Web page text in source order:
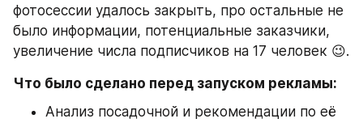
фотосессии удалось закрыть, про остальные не
было информации, потенциальные заказчики,
увеличение числа подписчиков на 17 человек 😉.
Что было сделано перед запуском рекламы:
Анализ посадочной и рекомендации по её